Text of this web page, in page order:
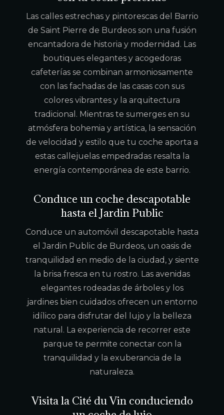
Las calles estrechas y pintorescas del Barrio
de Saint Pierre de Burdeos son una fusión
encantadora de historia y modernidad. Las
boutiques elegantes y acogedoras
cafeterías se combinan armoniosamente
con las fachadas de las casas con sus
colores vibrantes y la arquitectura
tradicional. Mientras te sumerges en su
atmósfera bohemia y artística, la sensación
de velocidad y estilo que tu coche aporta a
estas callejuelas empedradas resalta la
energía contemporánea de este barrio.
Conduce un coche descapotable
hasta el Jardin Public
Conduce un automóvil descapotable hasta
el Jardin Public de Burdeos, un oasis de
tranquilidad en medio de la ciudad, y siente
la brisa fresca en tu rostro. Las avenidas
elegantes rodeadas de árboles y los
jardines bien cuidados ofrecen un entorno
idílico para disfrutar del lujo y la belleza
natural. La experiencia de recorrer este
parque te permite conectar con la
tranquilidad y la exuberancia de la
naturaleza.
Visita la Cité du Vin conduciendo